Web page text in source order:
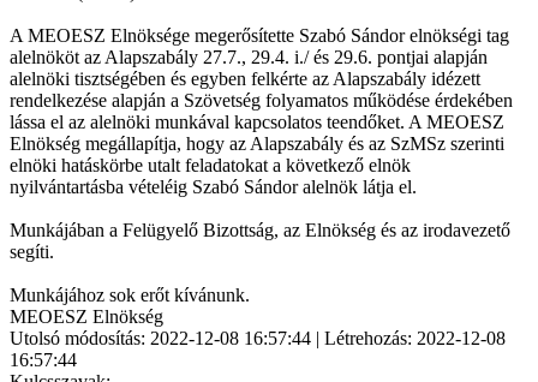
A MEOESZ Elnöksége megerősítette Szabó Sándor elnökségi tag
alelnököt az Alapszabály 27.7., 29.4. i./ és 29.6. pontjai alapján
alelnöki tisztségében és egyben felkérte az Alapszabály idézett
rendelkezése alapján a Szövetség folyamatos működése érdekében
lássa el az alelnöki munkával kapcsolatos teendőket. A MEOESZ
Elnökség megállapítja, hogy az Alapszabály és az SzMSz szerinti
elnöki hatáskörbe utalt feladatokat a következő elnök
nyilvántartásba vételéig Szabó Sándor alelnök látja el.
Munkájában a Felügyelő Bizottság, az Elnökség és az irodavezető
segíti.
Munkájához sok erőt kívánunk.
MEOESZ Elnökség
Utolsó módosítás: 2022-12-08 16:57:44 | Létrehozás: 2022-12-08
16:57:44